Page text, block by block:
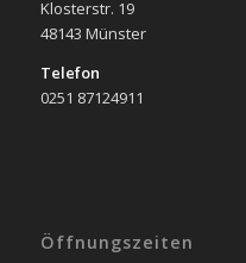
Klosterstr. 19
48143 Münster
Telefon
0251 87124911
Öffnungszeiten